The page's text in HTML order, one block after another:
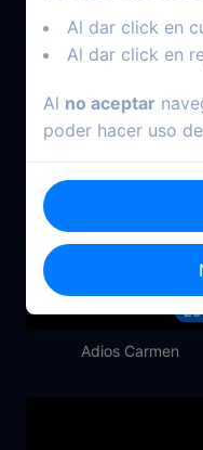
Adios Carmen
Al dar click en
Al dar click en
Al no aceptar
poder hacer uso